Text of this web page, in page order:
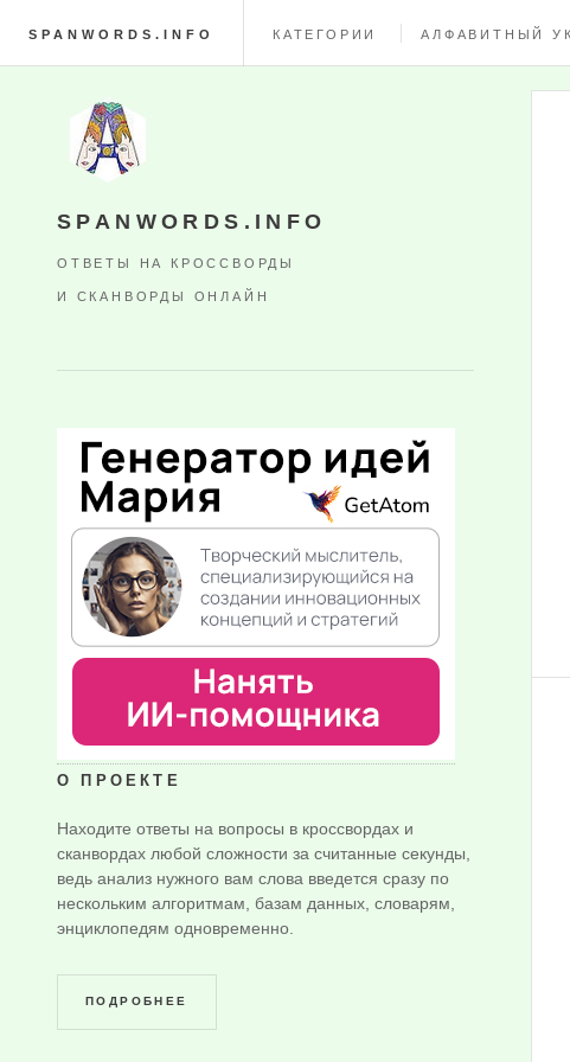
SPANWORDS.INFO КАТЕГОРИИ АЛФАВИТНЫЙ
SPANWORDS.INFO
ОТВЕТЫ НА КРОССВОРДЫ
И СКАНВОРДЫ ОНЛАЙН
О ПРОЕКТЕ
Находите ответы на вопросы в кроссвордах и
сканвордах любой сложности за считанные секунды,
ведь анализ нужного вам слова введется сразу по
нескольким алгоритмам, базам данных, словарям,
энциклопедям одновременно.
ПОДРОБНЕЕ